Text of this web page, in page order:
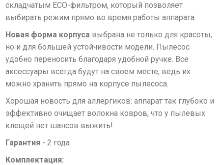
складчатым ECO-фильтром, который позволяет
выбирать режим прямо во время работы аппарата.
Новая форма корпуса выбрана не только для красоты,
но и для большей устойчивости модели. Пылесос
удобно переносить благодаря удобной ручке. Все
аксессуары всегда будут на своем месте, ведь их
можно хранить прямо на корпусе пылесоса.
Хорошая новость для аллергиков: аппарат так глубоко и
эффективно очищает волокна ковров, что у пылевых
клещей нет шансов выжить!
Гарантия - 2 года
Комплектация: